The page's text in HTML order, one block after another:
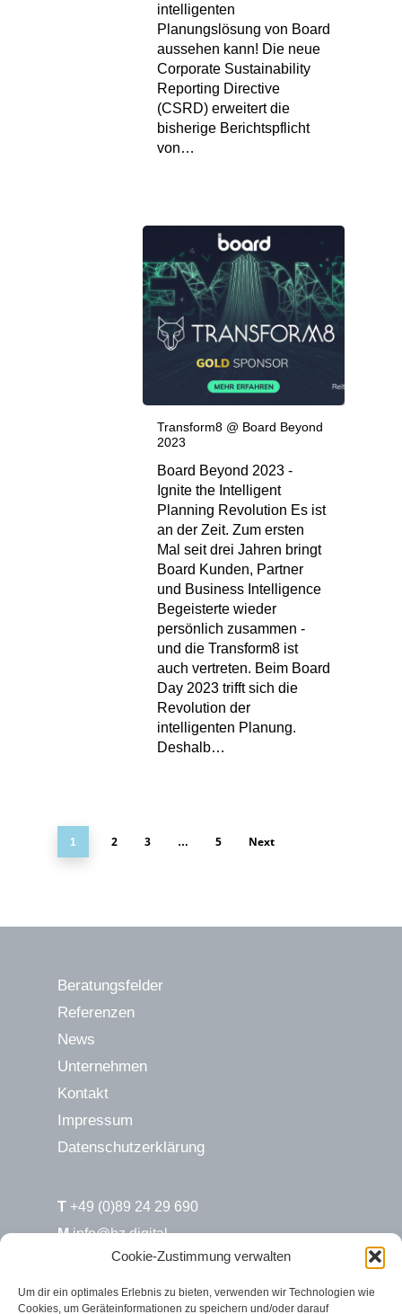
Cookie-Zustimmung verwalten
Um dir ein optimales Erlebnis zu bieten, verwenden wir Technologien wie
Cookies, um Geräteinformationen zu speichern und/oder darauf
intelligenten
Planungslösung von Board
aussehen kann! Die neue
Corporate Sustainability
Reporting Directive
(CSRD) erweitert die
bisherige Berichtspflicht
von…
Transform8 @ Board Beyond
2023
Board Beyond 2023 -
Ignite the Intelligent
Planning Revolution Es ist
an der Zeit. Zum ersten
Mal seit drei Jahren bringt
Board Kunden, Partner
und Business Intelligence
Begeisterte wieder
persönlich zusammen -
und die Transform8 ist
auch vertreten. Beim Board
Day 2023 trifft sich die
Revolution der
intelligenten Planung.
Deshalb…
1 2 3 … 5 Next
Beratungsfelder
Referenzen
News
Unternehmen
Kontakt
Impressum
Datenschutzerklärung
T +49 (0)89 24 29 690
Minfo@hz.digital
H&Z.digital / Süd